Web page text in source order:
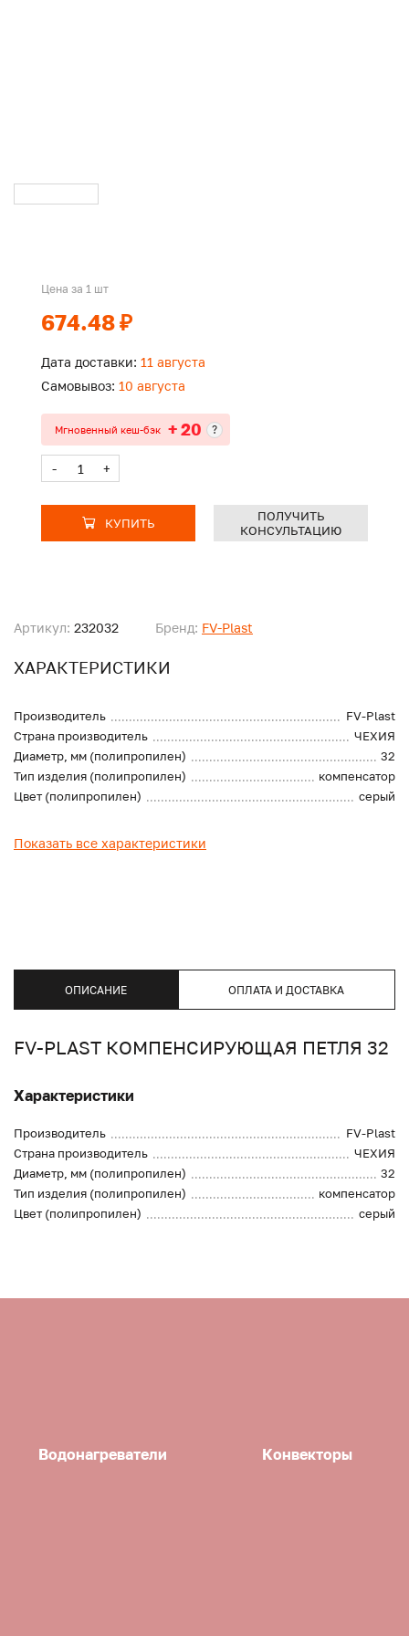
Артикул: 232032 Бренд: FV-Plast
ХАРАКТЕРИСТИКИ
Производитель
FV-Plast
Страна производитель
ЧЕХИЯ
Диаметр, мм (полипропилен)
32
Тип изделия (полипропилен)
компенсатор
Цвет (полипропилен)
серый
Показать все характеристики
Цена за 1 шт
674.48 ₽
Дата доставки: 11 августа
Самовывоз: 10 августа
Мгновенный кеш-бэк + 20 ?
- +
КУПИТЬ
ПОЛУЧИТЬ
КОНСУЛЬТАЦИЮ
ОПИСАНИЕ ОПЛАТА И ДОСТАВКА
FV-PLAST КОМПЕНСИРУЮЩАЯ ПЕТЛЯ 32
Характеристики
Производитель
FV-Plast
Страна производитель
ЧЕХИЯ
Диаметр, мм (полипропилен)
32
Тип изделия (полипропилен)
компенсатор
Цвет (полипропилен)
серый
Водонагреватели Конвекторы